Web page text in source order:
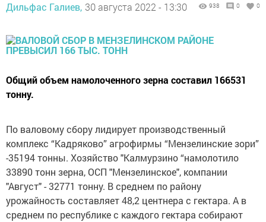
Дильфас Галиев, 30 августа 2022 - 13:30 938 0 0
Общий объем намолоченного зерна составил 166531
тонну.
По валовому сбору лидирует производственный
комплекс “Кадряково” агрофирмы “Мензелинские зори”
-35194 тонны. Хозяйство "Калмурзино “намолотило
33890 тонн зерна, ОСП "Мензелинское", компании
"Август" - 32771 тонну. В среднем по району
урожайность составляет 48,2 центнера с гектара. А в
среднем по республике с каждого гектара собирают